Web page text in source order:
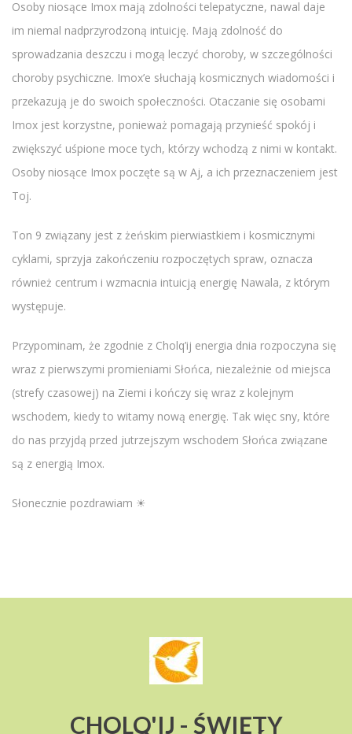
Osoby niosące Imox mają zdolności telepatyczne, nawal daje
im niemal nadprzyrodzoną intuicję. Mają zdolność do
sprowadzania deszczu i mogą leczyć choroby, w szczególności
choroby psychiczne. Imox’e słuchają kosmicznych wiadomości i
przekazują je do swoich społeczności. Otaczanie się osobami
Imox jest korzystne, ponieważ pomagają przynieść spokój i
zwiększyć uśpione moce tych, którzy wchodzą z nimi w kontakt.
Osoby niosące Imox poczęte są w Aj, a ich przeznaczeniem jest
Toj.
Ton 9 związany jest z żeńskim pierwiastkiem i kosmicznymi
cyklami, sprzyja zakończeniu rozpoczętych spraw, oznacza
również centrum i wzmacnia intuicją energię Nawala, z którym
występuje.
Przypominam, że zgodnie z Cholq’ij energia dnia rozpoczyna się
wraz z pierwszymi promieniami Słońca, niezależnie od miejsca
(strefy czasowej) na Ziemi i kończy się wraz z kolejnym
wschodem, kiedy to witamy nową energię. Tak więc sny, które
do nas przyjdą przed jutrzejszym wschodem Słońca związane
są z energią Imox.
Słonecznie pozdrawiam ☀
CHOLQ'IJ - ŚWIĘTY